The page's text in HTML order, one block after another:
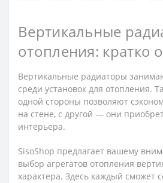
Вертикальные
отопления: кратко
Вертикальные радиаторы
среди установок для отопления.
одной стороны позволяют
на стене, с другой — они
интерьера.
SisoShop предлагает вашему
выбор агрегатов отопления
характера. Здесь каждый сможет